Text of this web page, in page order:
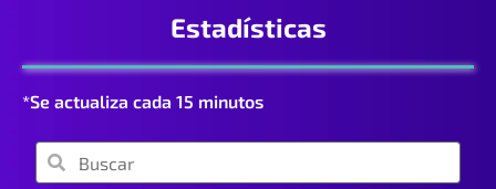
Estadísticas
*Se actualiza cada 15 minutos